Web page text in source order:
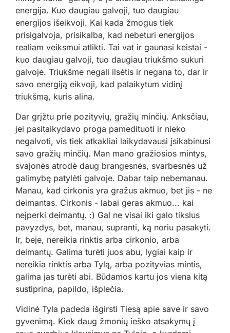
energija. Kuo daugiau galvoji, tuo daugiau
energijos išeikvoji. Kai kada žmogus tiek
prisigalvoja, prisikalba, kad nebeturi energijos
realiam veiksmui atlikti. Tai vat ir gaunasi keistai -
kuo daugiau galvoji, tuo daugiau triukšmo sukuri
galvoje. Triukšme negali ilsėtis ir negana to, dar ir
savo energiją eikvoji, kad palaikytum vidinį
triukšmą, kuris alina.
Dar grįžtu prie pozityvių, gražių minčių. Anksčiau,
jei pasitaikydavo proga pamedituoti ir nieko
negalvoti, vis tiek atkakliai laikydavausi įsikabinusi
savo gražių minčių. Man mano gražiosios mintys,
svajonės atrodė daug brangesnės, svarbesnės už
galimybę patylėti galvoje. Dabar taip nebemanau.
Manau, kad cirkonis yra gražus akmuo, bet jis - ne
deimantas. Cirkonis - labai geras akmuo... kai
neįperki deimantų. :) Gal ne visai iki galo tikslus
pavyzdys, bet, manau, supranti, ką noriu pasakyti.
Ir, beje, nereikia rinktis arba cirkonio, arba
deimantų. Galima turėti juos abu, lygiai kaip ir
nereikia rinktis arba Tylą, arba pozityvias mintis,
galima jas turėti abi. Būdamos kartu jos viena kitą
sustiprina, papildo, išplečia.
Vidinė Tyla padeda išgirsti Tiesą apie save ir savo
gyvenimą. Kiek daug žmonių ieško atsakymų į